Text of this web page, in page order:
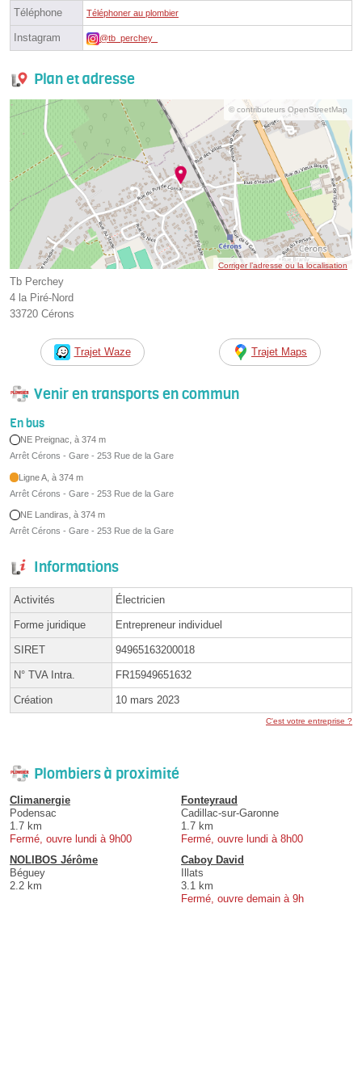
Téléphone Téléphoner au plombier
Instagram @tb_perchey_
Plan et adresse
© contributeurs OpenStreetMap
Corriger l’adresse ou la localisation
Tb Perchey
4 la Piré-Nord
33720 Cérons
Trajet Waze Trajet Maps
Venir en transports en commun
En bus
NE Preignac, à 374 m
Arrêt Cérons - Gare - 253 Rue de la Gare
Ligne A, à 374 m
Arrêt Cérons - Gare - 253 Rue de la Gare
NE Landiras, à 374 m
Arrêt Cérons - Gare - 253 Rue de la Gare
Informations
Activités Électricien
Forme juridique Entrepreneur individuel
SIRET 94965163200018
N° TVA Intra. FR15949651632
Création 10 mars 2023
C'est votre entreprise ?
Plombiers à proximité
Climanergie
Podensac
1.7 km
Fermé, ouvre lundi à 9h00
Fonteyraud
Cadillac-sur-Garonne
1.7 km
Fermé, ouvre lundi à 8h00
NOLIBOS Jérôme
Béguey
2.2 km
Caboy David
Illats
3.1 km
Fermé, ouvre demain à 9h